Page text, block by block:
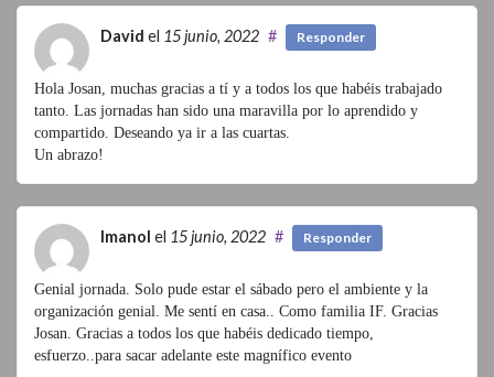
David el 15 junio, 2022 # Responder
Hola Josan, muchas gracias a tí y a todos los que habéis trabajado
tanto. Las jornadas han sido una maravilla por lo aprendido y
compartido. Deseando ya ir a las cuartas.
Un abrazo!
Imanol el 15 junio, 2022 # Responder
Genial jornada. Solo pude estar el sábado pero el ambiente y la
organización genial. Me sentí en casa.. Como familia IF. Gracias
Josan. Gracias a todos los que habéis dedicado tiempo,
esfuerzo..para sacar adelante este magnífico evento